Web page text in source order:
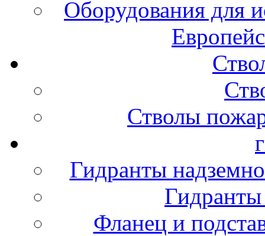
Оборудования для
Стволы
Гидранты
Фланец и